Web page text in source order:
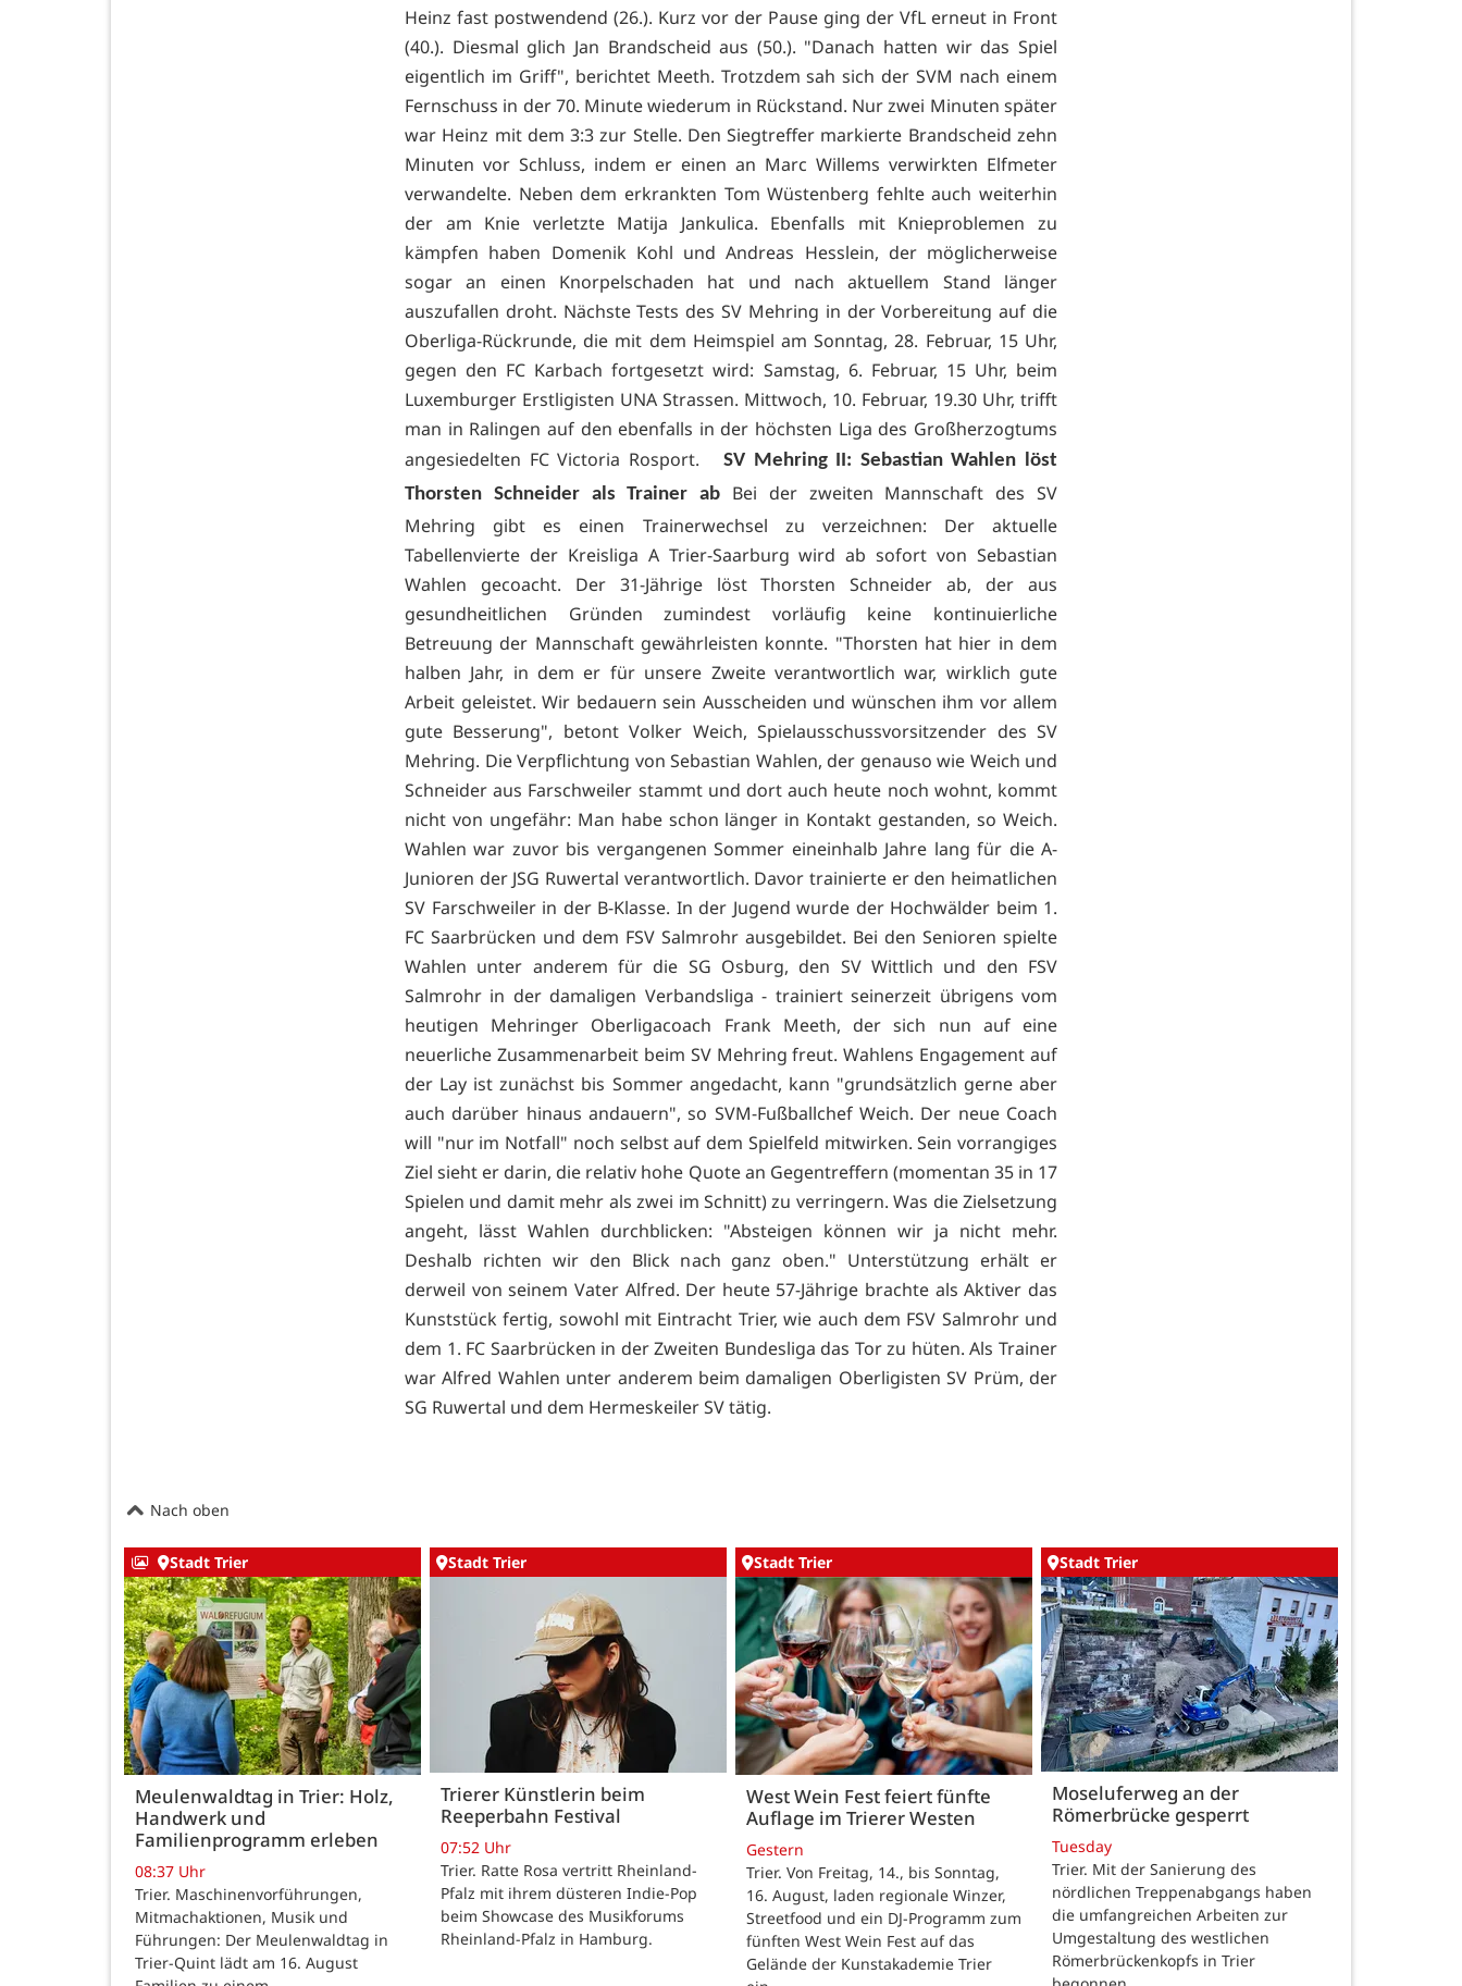
Heinz fast postwendend (26.). Kurz vor der Pause ging der VfL erneut in Front
(40.). Diesmal glich Jan Brandscheid aus (50.). "Danach hatten wir das Spiel
eigentlich im Griff", berichtet Meeth. Trotzdem sah sich der SVM nach einem
Fernschuss in der 70. Minute wiederum in Rückstand. Nur zwei Minuten später
war Heinz mit dem 3:3 zur Stelle. Den Siegtreffer markierte Brandscheid zehn
Minuten vor Schluss, indem er einen an Marc Willems verwirkten Elfmeter
verwandelte. Neben dem erkrankten Tom Wüstenberg fehlte auch weiterhin
der am Knie verletzte Matija Jankulica. Ebenfalls mit Knieproblemen zu
kämpfen haben Domenik Kohl und Andreas Hesslein, der möglicherweise
sogar an einen Knorpelschaden hat und nach aktuellem Stand länger
auszufallen droht. Nächste Tests des SV Mehring in der Vorbereitung auf die
Oberliga-Rückrunde, die mit dem Heimspiel am Sonntag, 28. Februar, 15 Uhr,
gegen den FC Karbach fortgesetzt wird: Samstag, 6. Februar, 15 Uhr, beim
Luxemburger Erstligisten UNA Strassen. Mittwoch, 10. Februar, 19.30 Uhr, trifft
man in Ralingen auf den ebenfalls in der höchsten Liga des Großherzogtums
angesiedelten FC Victoria Rosport.
SV Mehring II: Sebastian Wahlen löst
Thorsten Schneider als Trainer ab Bei der zweiten Mannschaft des SV
Mehring gibt es einen Trainerwechsel zu verzeichnen: Der aktuelle
Tabellenvierte der Kreisliga A Trier-Saarburg wird ab sofort von Sebastian
Wahlen gecoacht. Der 31-Jährige löst Thorsten Schneider ab, der aus
gesundheitlichen Gründen zumindest vorläufig keine kontinuierliche
Betreuung der Mannschaft gewährleisten konnte. "Thorsten hat hier in dem
halben Jahr, in dem er für unsere Zweite verantwortlich war, wirklich gute
Arbeit geleistet. Wir bedauern sein Ausscheiden und wünschen ihm vor allem
gute Besserung", betont Volker Weich, Spielausschussvorsitzender des SV
Mehring. Die Verpflichtung von Sebastian Wahlen, der genauso wie Weich und
Schneider aus Farschweiler stammt und dort auch heute noch wohnt, kommt
nicht von ungefähr: Man habe schon länger in Kontakt gestanden, so Weich.
Wahlen war zuvor bis vergangenen Sommer eineinhalb Jahre lang für die A-
Junioren der JSG Ruwertal verantwortlich. Davor trainierte er den heimatlichen
SV Farschweiler in der B-Klasse. In der Jugend wurde der Hochwälder beim 1.
FC Saarbrücken und dem FSV Salmrohr ausgebildet. Bei den Senioren spielte
Wahlen unter anderem für die SG Osburg, den SV Wittlich und den FSV
Salmrohr in der damaligen Verbandsliga - trainiert seinerzeit übrigens vom
heutigen Mehringer Oberligacoach Frank Meeth, der sich nun auf eine
neuerliche Zusammenarbeit beim SV Mehring freut. Wahlens Engagement auf
der Lay ist zunächst bis Sommer angedacht, kann "grundsätzlich gerne aber
auch darüber hinaus andauern", so SVM-Fußballchef Weich. Der neue Coach
will "nur im Notfall" noch selbst auf dem Spielfeld mitwirken. Sein vorrangiges
Ziel sieht er darin, die relativ hohe Quote an Gegentreffern (momentan 35 in 17
Spielen und damit mehr als zwei im Schnitt) zu verringern. Was die Zielsetzung
angeht, lässt Wahlen durchblicken: "Absteigen können wir ja nicht mehr.
Deshalb richten wir den Blick nach ganz oben." Unterstützung erhält er
derweil von seinem Vater Alfred. Der heute 57-Jährige brachte als Aktiver das
Kunststück fertig, sowohl mit Eintracht Trier, wie auch dem FSV Salmrohr und
dem 1. FC Saarbrücken in der Zweiten Bundesliga das Tor zu hüten. Als Trainer
war Alfred Wahlen unter anderem beim damaligen Oberligisten SV Prüm, der
SG Ruwertal und dem Hermeskeiler SV tätig.
Nach oben
Stadt Trier
Meulenwaldtag in Trier: Holz,
Handwerk und
Familienprogramm erleben
08:37 Uhr
Trier. Maschinenvorführungen,
Mitmachaktionen, Musik und
Führungen: Der Meulenwaldtag in
Trier-Quint lädt am 16. August
Stadt Trier
Trierer Künstlerin beim
Reeperbahn Festival
07:52 Uhr
Trier. Ratte Rosa vertritt Rheinland-
Pfalz mit ihrem düsteren Indie-Pop
beim Showcase des Musikforums
Rheinland-Pfalz in Hamburg.
Stadt Trier
West Wein Fest feiert fünfte
Auflage im Trierer Westen
Gestern
Trier. Von Freitag, 14., bis Sonntag,
16. August, laden regionale Winzer,
Streetfood und ein DJ-Programm zum
fünften West Wein Fest auf das
Gelände der Kunstakademie Trier
Stadt Trier
Moseluferweg an der
Römerbrücke gesperrt
Tuesday
Trier. Mit der Sanierung des
nördlichen Treppenabgangs haben
die umfangreichen Arbeiten zur
Umgestaltung des westlichen
Römerbrückenkopfs in Trier